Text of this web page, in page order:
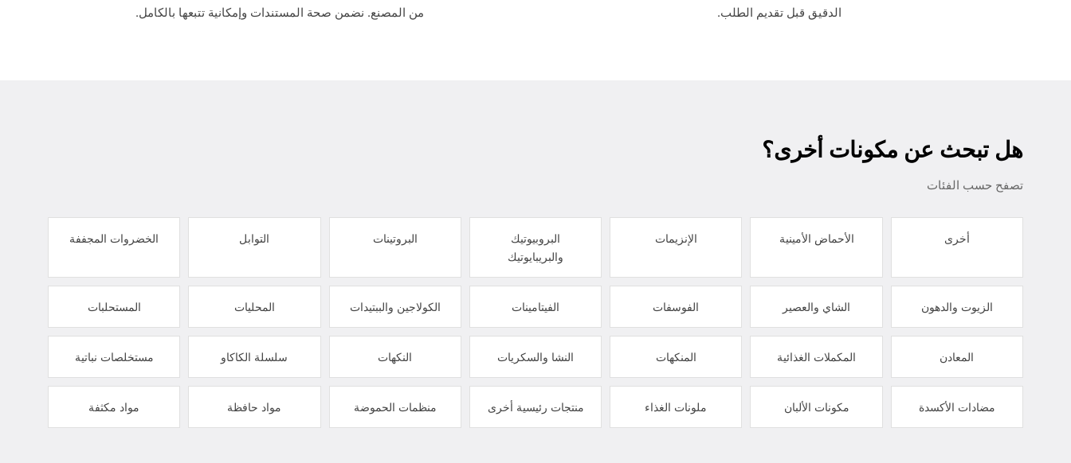
الدقيق قبل تقديم الطلب.
من المصنع. نضمن صحة المستندات وإمكانية تتبعها بالكامل.
هل تبحث عن مكونات أخرى؟
تصفح حسب الفئات
أخرى الأحماض الأمينية الإنزيمات
البروبيوتيك
والبريبايوتيك
البروتينات التوابل الخضروات المجففة
الزيوت والدهون الشاي والعصير الفوسفات الفيتامينات الكولاجين والببتيدات المحليات المستحلبات
المعادن المكملات الغذائية المنكهات النشا والسكريات النكهات سلسلة الكاكاو مستخلصات نباتية
مضادات الأكسدة مكونات الألبان ملونات الغذاء منتجات رئيسية أخرى منظمات الحموضة مواد حافظة مواد مكثفة